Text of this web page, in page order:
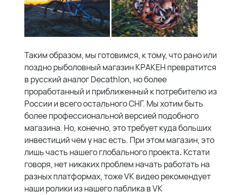
Таким образом, мы готовимся, к тому, что рано или
поздно рыболовный магазин КРАКЕН превратится
в русский аналог Decathlon, но более
проработанный и приближенный к потребителю из
России и всего остального СНГ. Мы хотим быть
более профессиональной версией подобного
магазина. Но, конечно, это требует куда больших
инвестиций чем у нас есть. При этом магазин, это
лишь часть нашего глобального проекта. Кстати
говоря, нет никаких проблем начать работать на
разных платформах, тоже VK видео рекомендует
наши ролики из нашего паблика в VK